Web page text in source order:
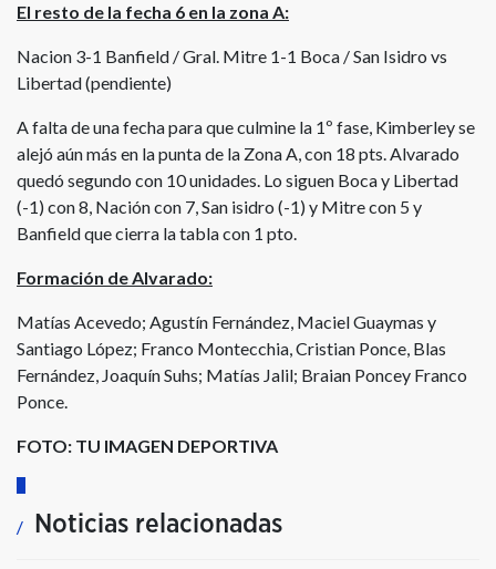
El resto de la fecha 6 en la zona A:
Nacion 3-1 Banfield / Gral. Mitre 1-1 Boca / San Isidro vs
Libertad (pendiente)
A falta de una fecha para que culmine la 1º fase, Kimberley se
alejó aún más en la punta de la Zona A, con 18 pts. Alvarado
quedó segundo con 10 unidades. Lo siguen Boca y Libertad
(-1) con 8, Nación con 7, San isidro (-1) y Mitre con 5 y
Banfield que cierra la tabla con 1 pto.
Formación de Alvarado:
Matías Acevedo; Agustín Fernández, Maciel Guaymas y
Santiago López; Franco Montecchia, Cristian Ponce, Blas
Fernández, Joaquín Suhs; Matías Jalil; Braian Poncey Franco
Ponce.
FOTO: TU IMAGEN DEPORTIVA
Noticias relacionadas